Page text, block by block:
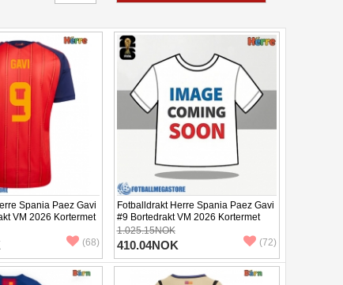
Spania Paez Gavi
VM 2026 Kortermet
(68)
Fotballdrakt Herre Spania Paez Gavi
#9 Bortedrakt VM 2026 Kortermet
1.025.15NOK
410.04NOK (72)